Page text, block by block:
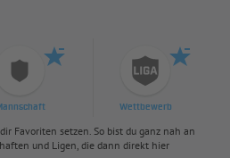
Wettbewerb
Favoriten setzen. So bist du ganz nah an
und Ligen, die dann direkt hier